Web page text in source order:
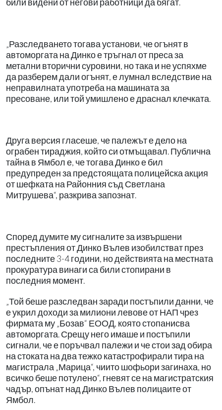
били видени от негови работници да бягат.
„Разследването тогава установи, че огънят в
автоморгата на Динко е тръгнал от преса за
метални вторични суровини, но така и не успяхме
да разберем дали огънят, е лумнал вследствие на
неправилната употреба на машината за
пресоване, или той умишлено е драснал клечката.
Друга версия гласеше, че палежът е дело на
ограбен тираджия, който си отмъщавал. Публична
тайна в Ямбол е, че тогава Динко е бил
предупреден за предстоящата полицейска акция
от шефката на Районния съд Светлана
Митрушева“, разкрива запознат.
Според думите му сигналите за извършени
престъпления от Динко Вълев изобилстват през
последните 3-4 години, но действията на местната
прокуратура винаги са били стопирани в
последния момент.
„Той беше разследван заради постъпили данни, че
е укрил доходи за милиони левове от НАП чрез
фирмата му „Бозав“ ЕООД, която стопанисва
автоморгата. Срещу него имаше и постъпили
сигнали, че е поръчвал палежи и че стои зад обира
на стоката на два тежко катастрофирали тира на
магистрала „Марица“, чиито шофьори загинаха, но
всичко беше потулено“, гневят се на магистратския
чадър, опънат над Динко Вълев полицаите от
Ямбол.